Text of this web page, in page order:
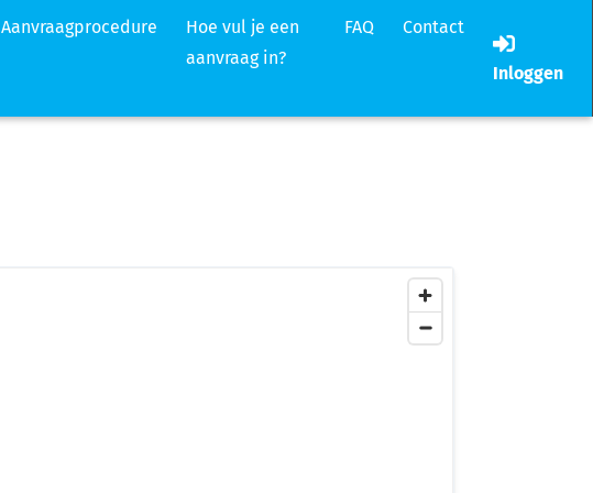
Aanvraagprocedure
Hoe vul je een
aanvraag in?
FAQ Contact
Inloggen